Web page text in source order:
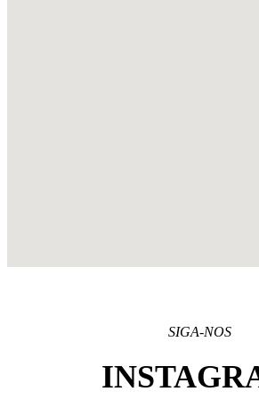
SIGA-NOS